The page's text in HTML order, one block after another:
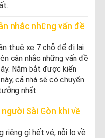
nhắc những vấn đề
thuê xe 7 chỗ để đi lại
cân nhắc những vấn đề
Nắm bắt được kiến
cả nhà sẽ có chuyến
nhất.
Sài Gòn khi về
riêng gì hết vé, nỗi lo về